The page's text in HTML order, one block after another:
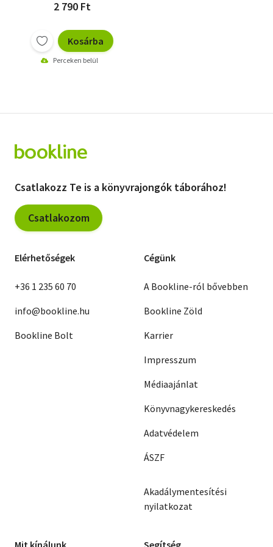
2 790 Ft
Kosárba
Perceken belül
Csatlakozz Te is a könyvrajongók táborához!
Csatlakozom
Elérhetőségek
+36 1 235 60 70
info@bookline.hu
Bookline Bolt
Cégünk
A Bookline-ról bővebben
Bookline Zöld
Karrier
Impresszum
Médiaajánlat
Könyvnagykereskedés
Adatvédelem
ÁSZF
Akadálymentesítési
nyilatkozat
Mit kínálunk Segítség